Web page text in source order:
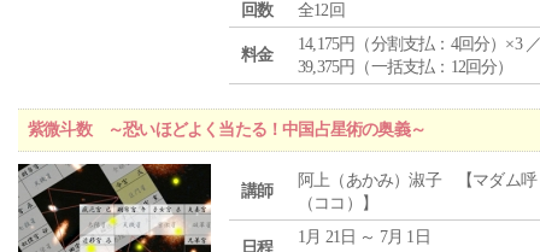
回数
全12回
料金
14,175円（分割支払：4回分）×3
39,375円（一括支払：12回分）
紫微斗数 ～恐いほどよく当たる！中国占星術の奥義～
講師
阿上（あかみ）淑子 【マダム呼
（ココ）】
日程
1月 21日 ～ 7月 1日